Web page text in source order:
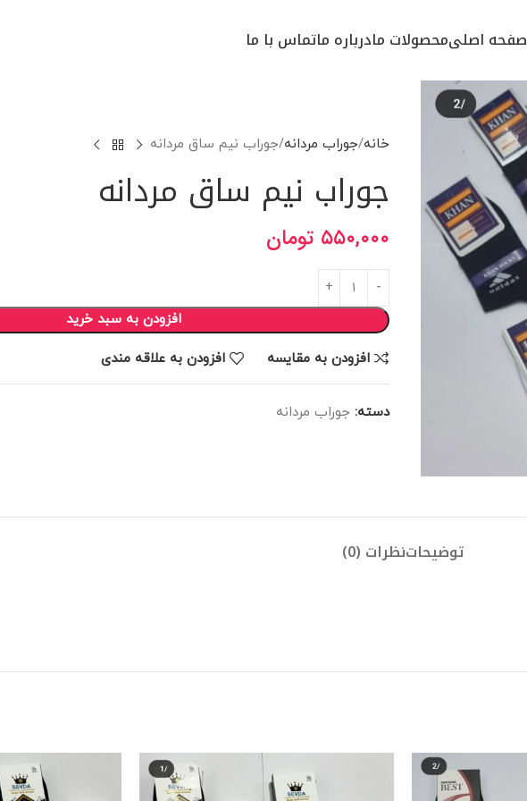
صفحه اصلیمحصولات مادرباره ماتماس با ما
خانه جوراب مردانه جوراب نیم ساق مردانه
جوراب نیم ساق مردانه
۵۵۰,۰۰۰ تومان
افزودن به سبد خرید
افزودن به مقایسه افزودن به علاقه مندی
دسته: جوراب مردانه
توضیحاتنظرات (0)